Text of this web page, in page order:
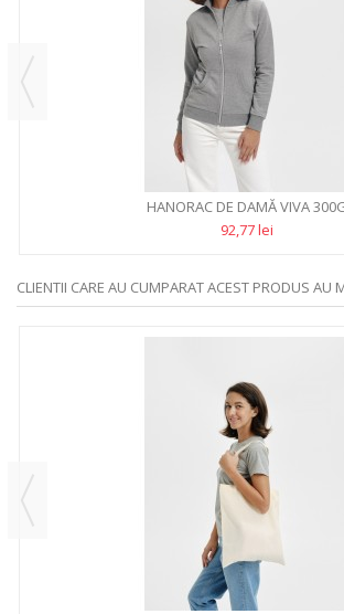
HANORAC DE DAMĂ VIVA
92,77 lei
CLIENTII CARE AU CUMPARAT ACEST PRODUS AU